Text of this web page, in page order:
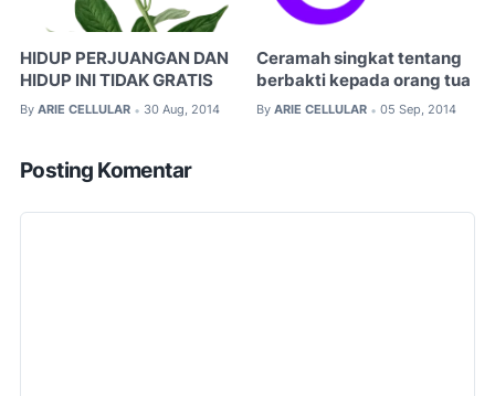
HIDUP PERJUANGAN DAN
HIDUP INI TIDAK GRATIS
By ARIE CELLULAR • 30 Aug, 2014
Ceramah singkat tentang
berbakti kepada orang tua
By ARIE CELLULAR • 05 Sep, 2014
Posting Komentar